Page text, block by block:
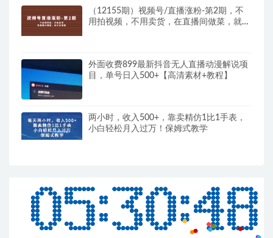
（12155期）视频号/直播涨粉-第2期，不
用拍视频，不用卖货，在直播间做菜，就可
外面收费899最新抖音无人直播动漫解说项
目，单号日入500+【高清素材+教程】
两小时，收入500+，靠卖精仿1比1手表，
小白轻松月入过万！保姆式教学